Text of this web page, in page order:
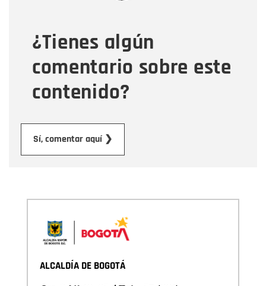
¿Tienes algún
comentario sobre este
contenido?
Sí, comentar aquí ❯
Mensaje
ALCALDÍA DE BOGOTÁ